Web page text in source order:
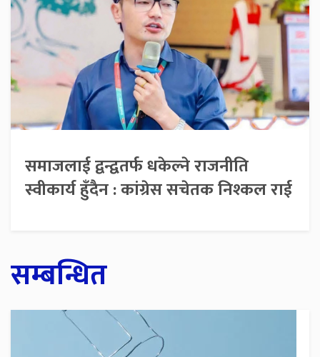
समाजलाई द्वन्द्वतर्फ धकेल्ने राजनीति
स्वीकार्य हुँदैन : कांग्रेस सचेतक निश्कल राई
सम्बन्धित